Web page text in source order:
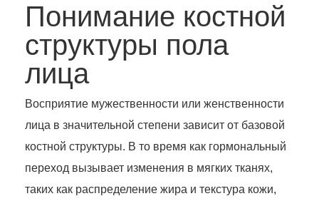
Понимание костной
структуры пола
лица
Восприятие мужественности или женственности
лица в значительной степени зависит от базовой
костной структуры. В то время как гормональный
переход вызывает изменения в мягких тканях,
таких как распределение жира и текстура кожи,